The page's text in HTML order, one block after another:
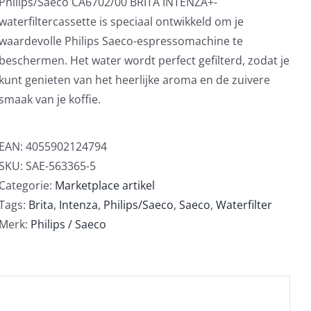
is speciaal ontwikkeld om je
Philips Saeco-espressomachine te
Het water wordt perfect gefilterd, zodat je
genieten van het heerlijke aroma en de zuivere
van je koffie.
4055902124794
SAE-563365-5
Marketplace artikel
Brita, Intenza, Philips/Saeco, Saeco, Waterfilter
Philips / Saeco